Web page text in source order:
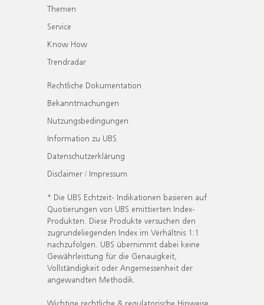
Themen
Service
Know How
Trendradar
Rechtliche Dokumentation
Bekanntmachungen
Nutzungsbedingungen
Information zu UBS
Datenschutzerklärung
Disclaimer / Impressum
* Die UBS Echtzeit- Indikationen basieren auf
Quotierungen von UBS emittierten Index-
Produkten. Diese Produkte versuchen den
zugrundeliegenden Index im Verhältnis 1:1
nachzufolgen. UBS übernimmt dabei keine
Gewährleistung für die Genauigkeit,
Vollständigkeit oder Angemessenheit der
angewandten Methodik.